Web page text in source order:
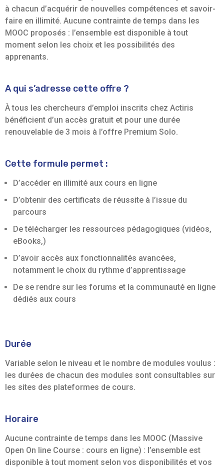
à chacun d’acquérir de nouvelles compétences et savoir-
faire en illimité. Aucune contrainte de temps dans les
MOOC proposés : l’ensemble est disponible à tout
moment selon les choix et les possibilités des
apprenants.
A qui s’adresse cette offre ?
À tous les chercheurs d’emploi inscrits chez Actiris
bénéficient d’un accès gratuit et pour une durée
renouvelable de 3 mois à l’offre Premium Solo.
Cette formule permet :
D’accéder en illimité aux cours en ligne
D’obtenir des certificats de réussite à l’issue du
parcours
De télécharger les ressources pédagogiques (vidéos,
eBooks,)
D’avoir accès aux fonctionnalités avancées,
notamment le choix du rythme d’apprentissage
De se rendre sur les forums et la communauté en ligne
dédiés aux cours
Durée
Variable selon le niveau et le nombre de modules voulus :
les durées de chacun des modules sont consultables sur
les sites des plateformes de cours.
Horaire
Aucune contrainte de temps dans les MOOC (Massive
Open On line Course : cours en ligne) : l’ensemble est
disponible à tout moment selon vos disponibilités et vos